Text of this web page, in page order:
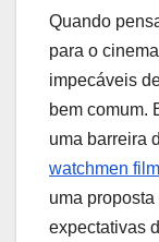
Quando
para o
impecáveis
bem comum.
uma barreira
watchmen
uma
expectativas